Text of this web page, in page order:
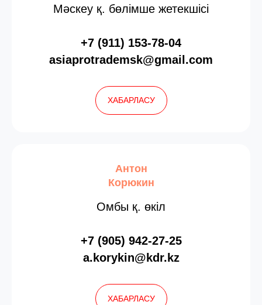
Мәскеу қ. бөлімше жетекшісі
+7 (911) 153-78-04
‎asiaprotrademsk@gmail.com
ХАБАРЛАСУ
Антон
Корюкин
Омбы қ. өкіл
+7 (905) 942-27-25
a.korykin@kdr.kz
ХАБАРЛАСУ